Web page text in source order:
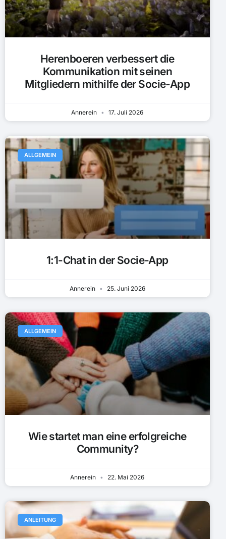
Herenboeren verbessert die
Kommunikation mit seinen
Mitgliedern mithilfe der Socie-App
Annerein 17. Juli 2026
ALLGEMEIN
1:1-Chat in der Socie-App
Annerein 25. Juni 2026
ALLGEMEIN
Wie startet man eine erfolgreiche
Community?
Annerein 22. Mai 2026
ANLEITUNG